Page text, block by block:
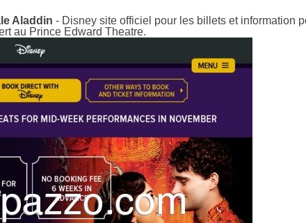
Aladdin - Disney site officiel pour les billets et information
au Prince Edward Theatre.